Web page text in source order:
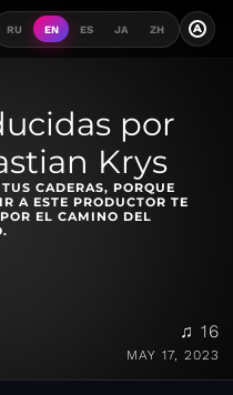
RU EN ES JA ZH A
por
Krys
CADERAS, PORQUE
A ESTE PRODUCTOR TE
EL CAMINO DEL
♫ 16
MAY 17, 2023